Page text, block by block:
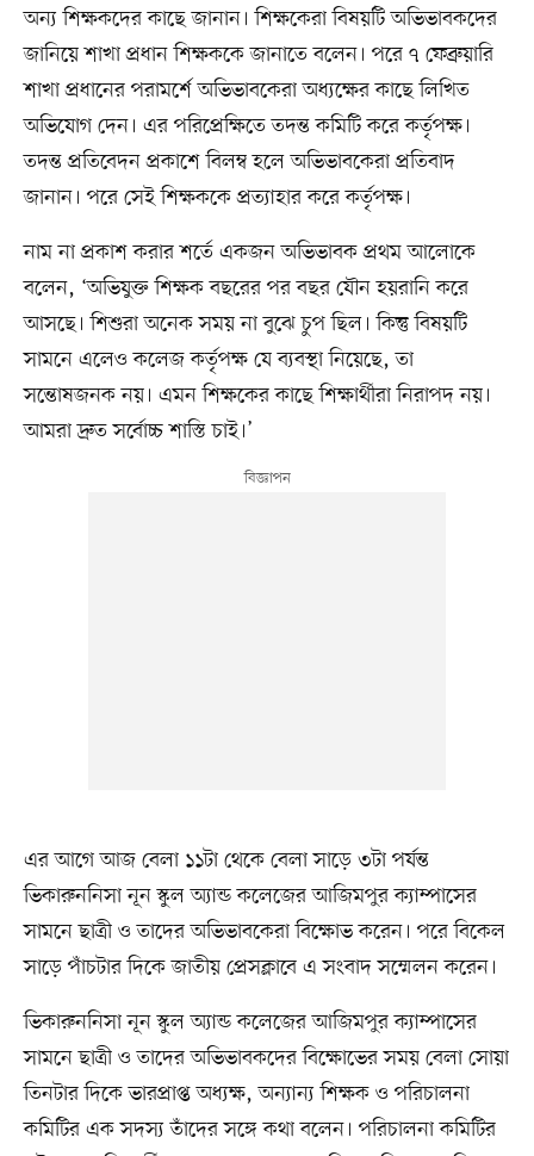
অন্য শিক্ষকদের কাছে জানান। শিক্ষকেরা বিষয়টি অভিভাবকদের
জানিয়ে শাখা প্রধান শিক্ষককে জানাতে বলেন। পরে ৭ ফেব্রুয়ারি
শাখা প্রধানের পরামর্শে অভিভাবকেরা অধ্যক্ষের কাছে লিখিত
অভিযোগ দেন। এর পরিপ্রেক্ষিতে তদন্ত কমিটি করে কর্তৃপক্ষ।
তদন্ত প্রতিবেদন প্রকাশে বিলম্ব হলে অভিভাবকেরা প্রতিবাদ
জানান। পরে সেই শিক্ষককে প্রত্যাহার করে কর্তৃপক্ষ।
নাম না প্রকাশ করার শর্তে একজন অভিভাবক প্রথম আলোকে
বলেন, ‘অভিযুক্ত শিক্ষক বছরের পর বছর যৌন হয়রানি করে
আসছে। শিশুরা অনেক সময় না বুঝে চুপ ছিল। কিন্তু বিষয়টি
সামনে এলেও কলেজ কর্তৃপক্ষ যে ব্যবস্থা নিয়েছে, তা
সন্তোষজনক নয়। এমন শিক্ষকের কাছে শিক্ষার্থীরা নিরাপদ নয়।
আমরা দ্রুত সর্বোচ্চ শাস্তি চাই।’
এর আগে আজ বেলা ১১টা থেকে বেলা সাড়ে ৩টা পর্যন্ত
ভিকারুননিসা নূন স্কুল অ্যান্ড কলেজের আজিমপুর ক্যাম্পাসের
সামনে ছাত্রী ও তাদের অভিভাবকেরা বিক্ষোভ করেন। পরে বিকেল
সাড়ে পাঁচটার দিকে জাতীয় প্রেসক্লাবে এ সংবাদ সম্মেলন করেন।
ভিকারুননিসা নূন স্কুল অ্যান্ড কলেজের আজিমপুর ক্যাম্পাসের
সামনে ছাত্রী ও তাদের অভিভাবকদের বিক্ষোভের সময় বেলা সোয়া
তিনটার দিকে ভারপ্রাপ্ত অধ্যক্ষ, অন্যান্য শিক্ষক ও পরিচালনা
কমিটির এক সদস্য তাঁদের সঙ্গে কথা বলেন। পরিচালনা কমিটির